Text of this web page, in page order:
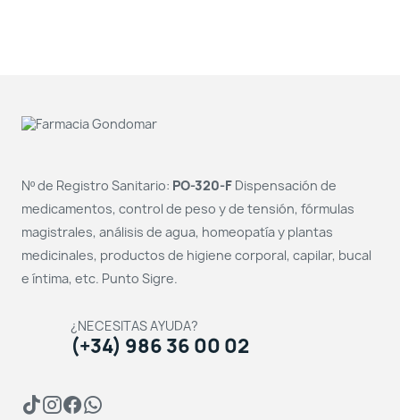
Nº de Registro Sanitario: PO-320-FDispensación de
medicamentos, control de peso y de tensión, fórmulas
magistrales, análisis de agua, homeopatía y plantas
medicinales, productos de higiene corporal, capilar, bucal
e íntima, etc. Punto Sigre.
¿NECESITAS AYUDA?
(+34) 986 36 00 02